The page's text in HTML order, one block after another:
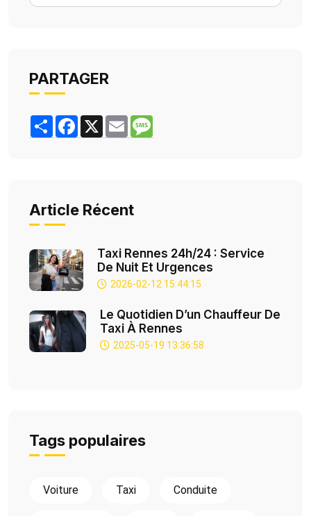
PARTAGER
ShareFacebook
X EmailMessage
Article Récent
Taxi Rennes 24h/24 : Service
De Nuit Et Urgences
2026-02-12 15:44:15
Le Quotidien D’un Chauffeur De
Taxi À Rennes
2025-05-19 13:36:58
Tags populaires
Voiture Taxi Conduite